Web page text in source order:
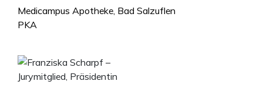
Medicampus Apotheke, Bad Salzuflen
PKA